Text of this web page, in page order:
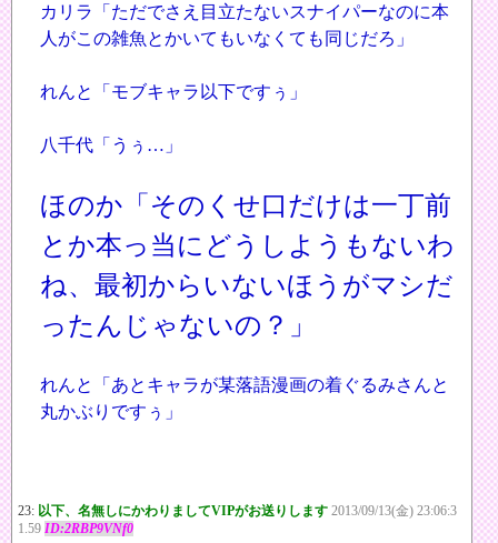
カリラ「ただでさえ目立たないスナイパーなのに本
人がこの雑魚とかいてもいなくても同じだろ」
れんと「モブキャラ以下ですぅ」
八千代「うぅ…」
ほのか「そのくせ口だけは一丁前
とか本っ当にどうしようもないわ
ね、最初からいないほうがマシだ
ったんじゃないの？」
れんと「あとキャラが某落語漫画の着ぐるみさんと
丸かぶりですぅ」
23: 以下、名無しにかわりましてVIPがお送りします 2013/09/13(金) 23:06:3
1.59 ID:2RBP9VNf0